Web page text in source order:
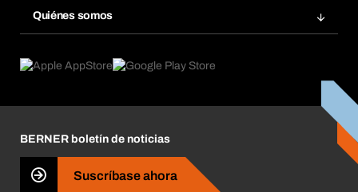
Pedidos programados
Gestión Química
eProcurement
Buscadores de productos
Quiénes somos
Lo que nos mueve
Tiendas BERNER
Business Conduct
BERNER boletín de noticias
Suscríbase ahora